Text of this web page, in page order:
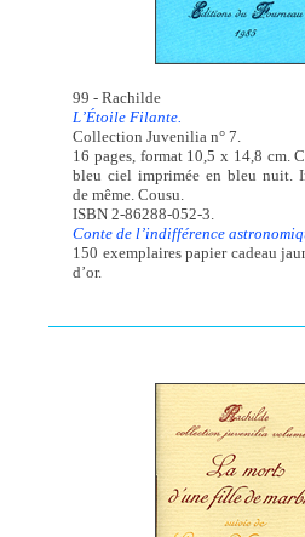
99 - Rachilde
L’Étoile Filante.
Collection Juvenilia n° 7.
16 pages, format 10,5 x 14,8 cm.
bleu ciel imprimée en bleu nuit.
de même. Cousu.
ISBN 2-86288-052-3.
Conte de l’indifférence
150 exemplaires papier cadeau
d’or.